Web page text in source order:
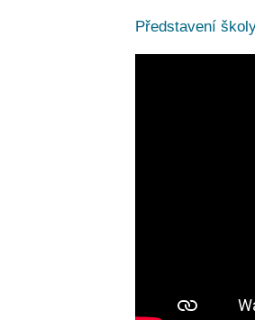
Představení